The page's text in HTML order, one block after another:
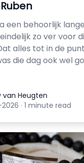
een behoorlijk
zo ver voor
alles tot in de
die dag ook wel
van Heugten
· 1 minute read